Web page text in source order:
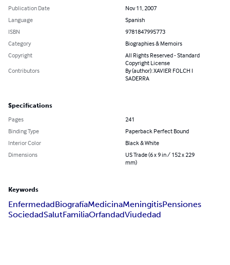
Publication Date
Nov 11, 2007
Language
Spanish
ISBN
9781847995773
Category
Biographies & Memoirs
Copyright
All Rights Reserved - Standard
Copyright License
Contributors
By (author): XAVIER FOLCH I
SADERRA
Specifications
Pages
241
Binding Type
Paperback Perfect Bound
Interior Color
Black & White
Dimensions
US Trade (6 x 9 in / 152 x 229
mm)
Keywords
EnfermedadBiografíaMedicinaMeningitisPensiones
SociedadSalutFamiliaOrfandadViudedad